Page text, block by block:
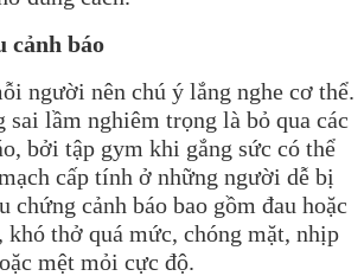
cảnh báo
người nên chú ý lắng nghe cơ thể.
lầm nghiêm trọng là bỏ qua các
bởi tập gym khi gắng sức có thể
cấp tính ở những người dễ bị
chứng cảnh báo bao gồm đau hoặc
khó thở quá mức, chóng mặt, nhịp
mệt mỏi cực độ.